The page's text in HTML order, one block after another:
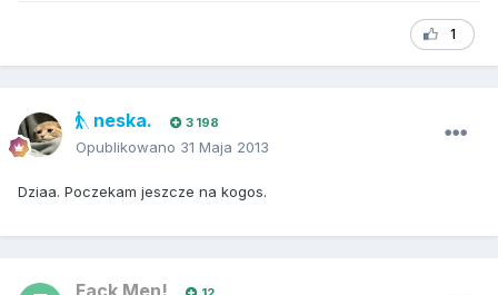
1
neska. 3 198
Opublikowano 31 Maja 2013
Dziaa. Poczekam jeszcze na kogos.